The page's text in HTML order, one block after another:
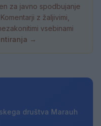
za javno spodbujanje
z žaljivimi,
vsebinami
→
društva Marauh